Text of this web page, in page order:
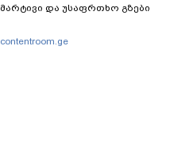
მარტივი და უსაფრთხო გზები
contentroom.ge